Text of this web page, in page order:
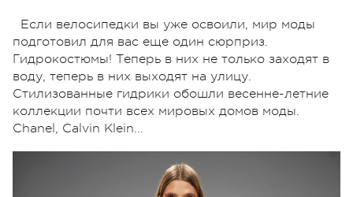
Если велосипедки вы уже освоили, мир моды
подготовил для вас еще один сюрприз.
Гидрокостюмы! Теперь в них не только заходят в
воду, теперь в них выходят на улицу.
Стилизованные гидрики обошли весенне-летние
коллекции почти всех мировых домов моды.
Chanel, Calvin Klein...